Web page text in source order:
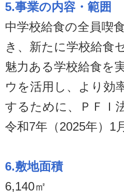
5.事業の内容・範囲
中学校給食の全員喫
き、新たに学校給食
魅力ある学校給食を
ウを活用し、より効
するために、ＰＦＩ
令和7年（2025年）1
6.敷地面積
6,140㎡